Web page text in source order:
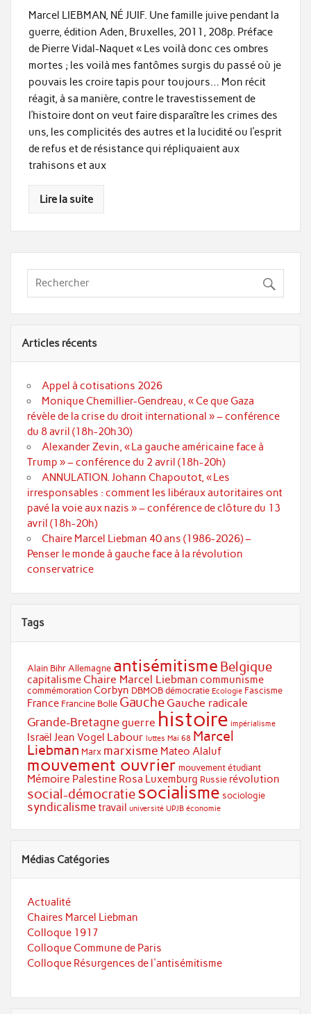
Marcel LIEBMAN, NÉ JUIF. Une famille juive pendant la
guerre, édition Aden, Bruxelles, 2011, 208p. Préface
de Pierre Vidal-Naquet « Les voilà donc ces ombres
mortes ; les voilà mes fantômes surgis du passé où je
pouvais les croire tapis pour toujours… Mon récit
réagit, à sa manière, contre le travestissement de
l’histoire dont on veut faire disparaître les crimes des
uns, les complicités des autres et la lucidité ou l’esprit
de refus et de résistance qui répliquaient aux
trahisons et aux
Lire la suite
Articles récents
Appel à cotisations 2026
Monique Chemillier-Gendreau, « Ce que Gaza
révèle de la crise du droit international » – conférence
du 8 avril (18h-20h30)
Alexander Zevin, « La gauche américaine face à
Trump » – conférence du 2 avril (18h-20h)
ANNULATION. Johann Chapoutot, « Les
irresponsables : comment les libéraux autoritaires ont
pavé la voie aux nazis » – conférence de clôture du 13
avril (18h-20h)
Chaire Marcel Liebman 40 ans (1986-2026) –
Penser le monde à gauche face à la révolution
conservatrice
Tags
Alain Bihr Allemagne antisémitisme Belgique
capitalisme Chaire Marcel Liebman communisme
commémoration Corbyn DBMOB démocratie Ecologie Fascisme
France Francine Bolle Gauche Gauche radicale
Grande-Bretagne guerre histoire impérialisme
Israël Jean Vogel Labour luttes Mai 68 Marcel
Liebman Marx marxisme Mateo Alaluf
mouvement ouvrier mouvement étudiant
Mémoire Palestine Rosa Luxemburg Russie révolution
social-démocratiesocialisme sociologie
syndicalismetravail université UPJB économie
Médias Catégories
Actualité
Chaires Marcel Liebman
Colloque 1917
Colloque Commune de Paris
Colloque Résurgences de l'antisémitisme